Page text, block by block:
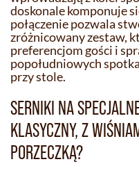
doskonale komponuje
połączenie pozwala
zróżnicowany zestaw,
preferencjom gości i
popołudniowych
przy stole.
SERNIKI NA
KLASYCZNY, Z
PORZECZKĄ?